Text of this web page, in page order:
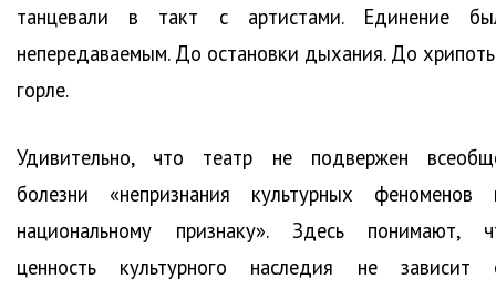
танцевали в такт с артистами. Единение
непередаваемым. До остановки дыхания. До
горле.
Удивительно, что театр не подвержен
болезни «непризнания культурных феноменов
национальному признаку». Здесь понимают,
ценность культурного наследия не зависит